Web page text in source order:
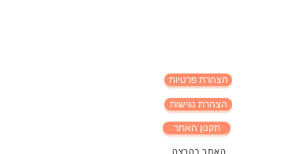
הצהרת פרטיות
הצהרת נגישות
תקנון האתר